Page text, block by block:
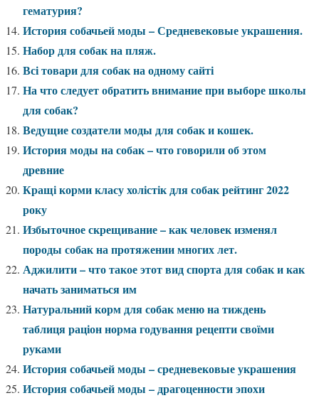
гематурия?
История собачьей моды – Средневековые украшения.
Набор для собак на пляж.
Всі товари для собак на одному сайті
На что следует обратить внимание при выборе школы
для собак?
Ведущие создатели моды для собак и кошек.
История моды на собак – что говорили об этом
древние
Кращі корми класу холістік для собак рейтинг 2022
року
Избыточное скрещивание – как человек изменял
породы собак на протяжении многих лет.
Аджилити – что такое этот вид спорта для собак и как
начать заниматься им
Натуральний корм для собак меню на тиждень
таблиця раціон норма годування рецепти своїми
руками
История собачьей моды – средневековые украшения
История собачьей моды – драгоценности эпохи